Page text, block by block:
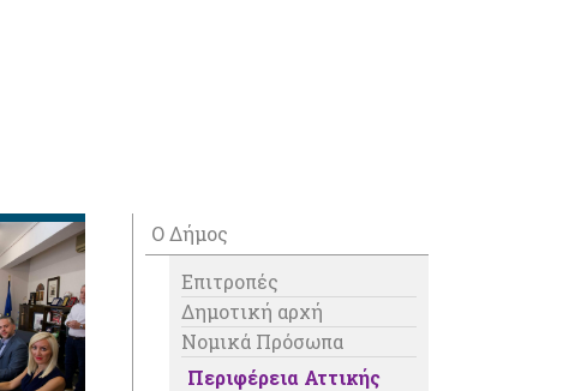
Ο Δήμος
Επιτροπές
Δημοτική αρχή
Νομικά Πρόσωπα
Περιφέρεια Αττικής